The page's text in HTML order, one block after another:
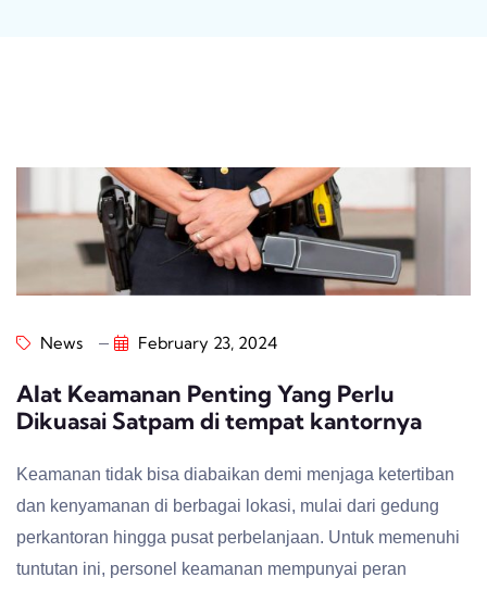
News February 23, 2024
Alat Keamanan Penting Yang Perlu
Dikuasai Satpam di tempat kantornya
Keamanan tidak bisa diabaikan demi menjaga ketertiban
dan kenyamanan di berbagai lokasi, mulai dari gedung
perkantoran hingga pusat perbelanjaan. Untuk memenuhi
tuntutan ini, personel keamanan mempunyai peran